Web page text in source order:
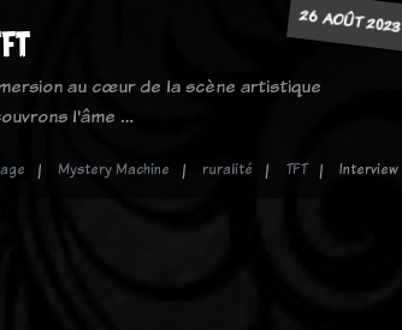
26 AOÛT 2023
au cœur de la scène artistique
l'âme …
Mystery Machine ruralité TFT Interview